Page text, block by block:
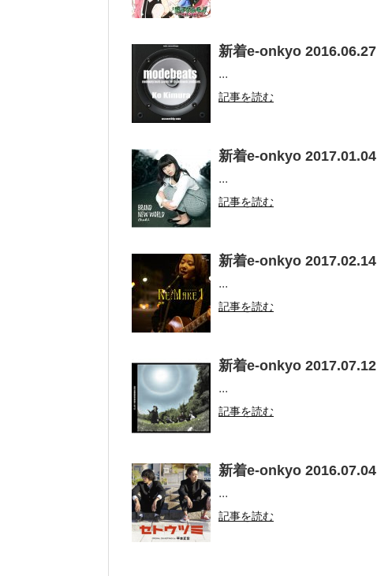
新着e-onkyo 2016.06.27
...
記事を読む
新着e-onkyo 2017.01.04
...
記事を読む
新着e-onkyo 2017.02.14
...
記事を読む
新着e-onkyo 2017.07.12
...
記事を読む
新着e-onkyo 2016.07.04
...
記事を読む